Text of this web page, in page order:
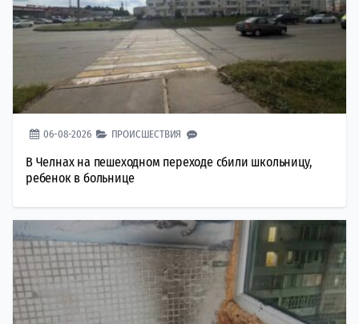
06-08-2026 ПРОИСШЕСТВИЯ
В Челнах на пешеходном переходе сбили школьницу,
ребенок в больнице